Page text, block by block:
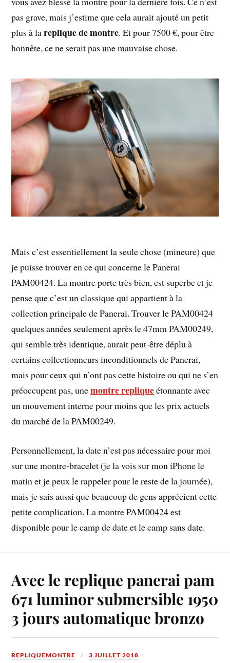
pas grave, mais j’estime que cela aurait ajouté un petit
plus à lareplique de montre. Et pour 7500 €, pour être
honnête, ce ne serait pas une mauvaise chose.
Mais c’est essentiellement la seule chose (mineure) que
je puisse trouver en ce qui concerne le Panerai
PAM00424. La montre porte très bien, est superbe et je
pense que c’est un classique qui appartient à la
collection principale de Panerai. Trouver le PAM00424
quelques années seulement après le 47mm PAM00249,
qui semble très identique, aurait peut-être déplu à
certains collectionneurs inconditionnels de Panerai,
mais pour ceux qui n’ont pas cette histoire ou qui ne s’en
préoccupent pas, unemontre repliqueétonnante avec
un mouvement interne pour moins que les prix actuels
du marché de la PAM00249.
Personnellement, la date n’est pas nécessaire pour moi
sur une montre-bracelet (je la vois sur mon iPhone le
matin et je peux le rappeler pour le reste de la journée),
mais je sais aussi que beaucoup de gens apprécient cette
petite complication. La montre PAM00424 est
disponible pour le camp de date et le camp sans date.
Avec le replique panerai pam
671 luminor submersible 1950
3 jours automatique bronzo
REPLIQUEMONTRE 3 JUILLET 2018